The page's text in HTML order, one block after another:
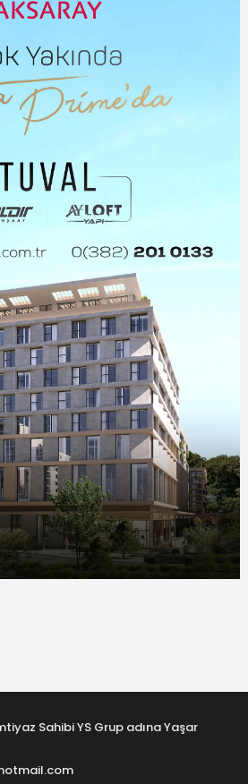
Sahibi YS Grup adına Yaşar